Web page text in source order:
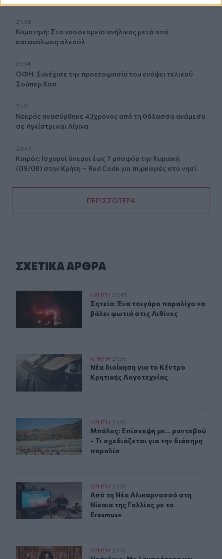
21:08
Κομοτηνή: Στο νοσοκομείο ανήλικος μετά από
κατανάλωση αλκοόλ
21:04
ΟΦΗ: Συνέχισε την προετοιμασία του ενόψει τελικού
Σούπερ Καπ
21:01
Νεκρός ανασύρθηκε 43χρονος από τη θάλασσα ανάμεσα
σε Αγκίστρι και Αίγινα
20:47
Καιρός: Ισχυροί άνεμοι έως 7 μποφόρ την Κυριακή
(09/08) στην Κρήτη – Red Code για πυρκαγιές στο νησί
ΠΕΡΙΣΣΟΤΕΡΑ
ΣΧΕΤΙΚA AΡΘΡΑ
Σητεία: Ένα τσιγάρο παραλίγο να βάλει φωτιά στις
ΚΡΗΤΗ 22:45
Σητεία: Ένα τσιγάρο παραλίγο να
Σητεία: Ένα τσιγάρο παραλίγο να
βάλει φωτιά στις Λιθίνες
Νέα διοίκηση για το Κέντρο Κρητικής Λογοτεχνίας
ΚΡΗΤΗ 21:56
Νέα διοίκηση για το Κέντρο
Νέα διοίκηση για το Κέντρο
Κρητικής Λογοτεχνίας
Μπάλος: Επίσκεψη με… ραντεβού - Τι σχεδιάζεται για
ΚΡΗΤΗ 21:45
Μπάλος: Επίσκεψη με… ραντεβού -
Μπάλος: Επίσκεψη με… ραντεβού
- Τι σχεδιάζεται για την διάσημη
παραλία
Από τη Νέα Αλικαρνασσό στη Νίκαια της Γαλλίας με το
ΚΡΗΤΗ 21:36
Από τη Νέα Αλικαρνασσό στη
Από τη Νέα Αλικαρνασσό στη
Νίκαια της Γαλλίας με το
Erasmus+
Ηράκλειο: Με λαμπρότητα και κατάνυξη ο εορτασμός
ΚΡΗΤΗ 21:16